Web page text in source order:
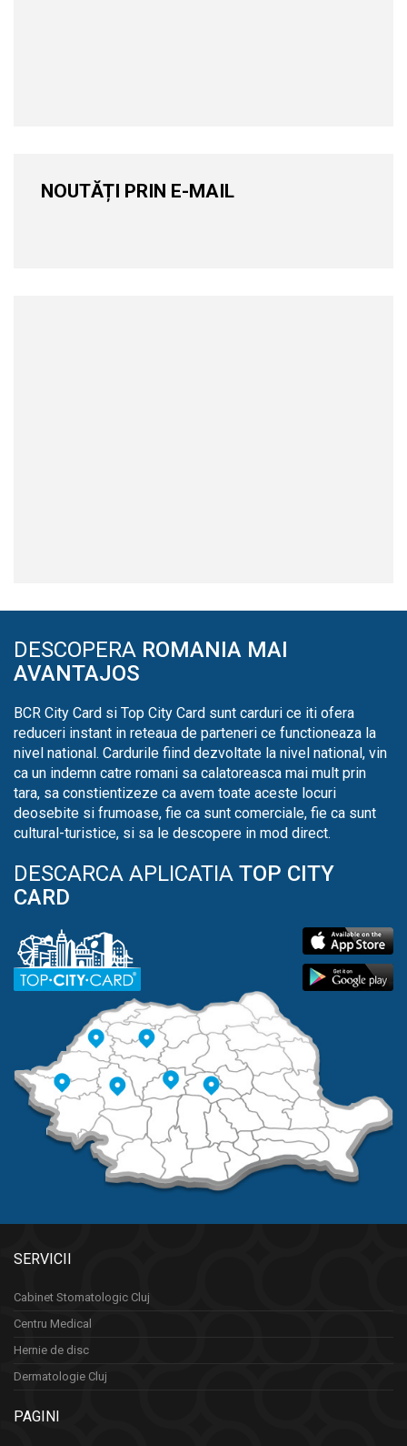
NOUTĂȚI PRIN E-MAIL
DESCOPERA ROMANIA MAI
AVANTAJOS
BCR City Card si Top City Card sunt carduri ce iti ofera
reduceri instant in reteaua de parteneri ce functioneaza la
nivel national. Cardurile fiind dezvoltate la nivel national, vin
ca un indemn catre romani sa calatoreasca mai mult prin
tara, sa constientizeze ca avem toate aceste locuri
deosebite si frumoase, fie ca sunt comerciale, fie ca sunt
cultural-turistice, si sa le descopere in mod direct.
DESCARCA APLICATIA TOP CITY
CARD
SERVICII
Cabinet Stomatologic Cluj
Centru Medical
Hernie de disc
Dermatologie Cluj
PAGINI